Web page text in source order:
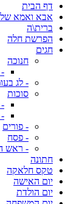
דף הבית
אבא ואמא
ברית\ה
הפרשת חלה
חגים
חנוכה
- לג
סוכות
-
-
- פורים
- פסח
- ראש
חתונה
טקס חלאקה
יום האישה
יום הולדת